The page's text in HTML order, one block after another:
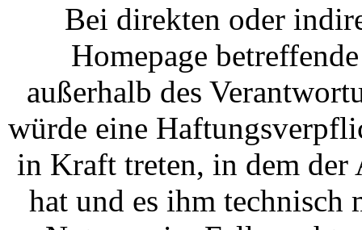
Bei direkten oder
Homepage
außerhalb des
würde eine
in Kraft treten, in dem
hat und es ihm technisch